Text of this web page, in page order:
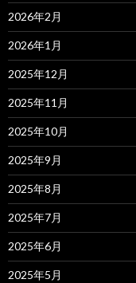
2026年2月
2026年1月
2025年12月
2025年11月
2025年10月
2025年9月
2025年8月
2025年7月
2025年6月
2025年5月